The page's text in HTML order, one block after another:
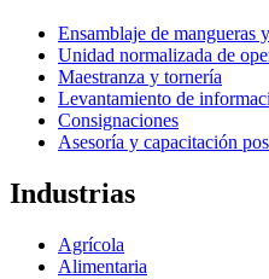
Ensamblaje de mangueras
Unidad normalizada de
Maestranza y tornería
Levantamiento de
Consignaciones
Asesoría y capacitación
Industrias
Agrícola
Alimentaria